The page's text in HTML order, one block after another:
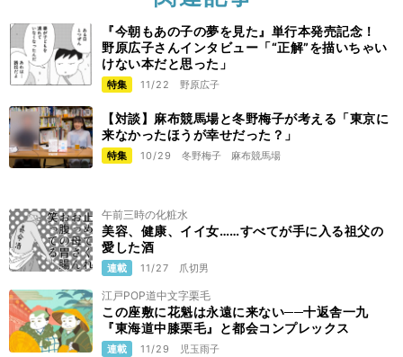
『今朝もあの子の夢を見た』単行本発売記念！
野原広子さんインタビュー「“正解”を描いちゃい
けない本だと思った」
特集 11/22 野原広子
【対談】麻布競馬場と冬野梅子が考える「東京に
来なかったほうが幸せだった？」
特集 10/29 冬野梅子 麻布競馬場
午前三時の化粧水
美容、健康、イイ女……すべてが手に入る祖父の
愛した酒
連載 11/27 爪切男
江戸POP道中文字栗毛
この座敷に花魁は永遠に来ない──十返舎一九
『東海道中膝栗毛』と都会コンプレックス
連載 11/29 児玉雨子